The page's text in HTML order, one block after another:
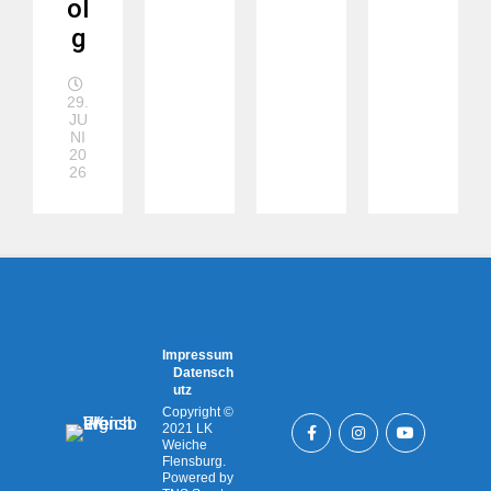
ol
g
29.
JU
NI
20
26
Impressum
Datensch
utz
Copyright ©
2021 LK
Weiche
Flensburg.
Powered by